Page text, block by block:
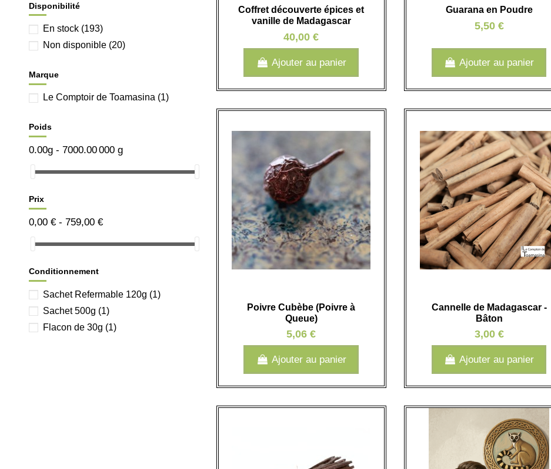
Coffret découverte épices et
vanille de Madagascar
40,00 €
Ajouter au panier
Guarana en Poudre
5,50 €
Ajouter au panier
Poivre Cubèbe (Poivre à
Queue)
5,06 €
Ajouter au panier
Cannelle de Madagascar -
Bâton
3,00 €
Ajouter au panier
Disponibilité
En stock (193)
Non disponible (20)
Marque
Le Comptoir de Toamasina (1)
Poids
0.00g - 7000.00 000 g
Prix
0,00 € - 759,00 €
Conditionnement
Sachet Refermable 120g (1)
Sachet 500g (1)
Flacon de 30g (1)